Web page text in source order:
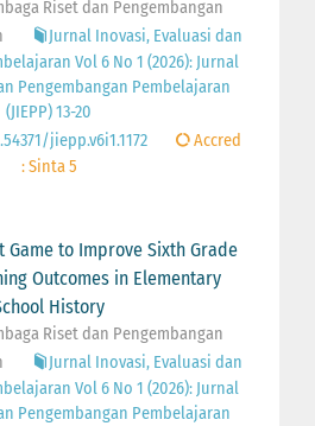
Riset dan Pengembangan
Jurnal Inovasi, Evaluasi dan
Vol 6 No 1 (2026): Jurnal
Pengembangan Pembelajaran
(JIEPP) 13-20
jiepp.v6i1.1172
Accred
: Sinta 5
Game to Improve Sixth Grade
Outcomes in Elementary
History
Riset dan Pengembangan
Jurnal Inovasi, Evaluasi dan
Vol 6 No 1 (2026): Jurnal
Pengembangan Pembelajaran